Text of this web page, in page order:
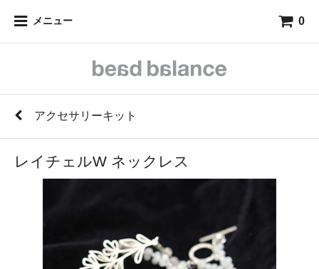
メニュー 0
アクセサリーキット
レイチェルW ネックレス